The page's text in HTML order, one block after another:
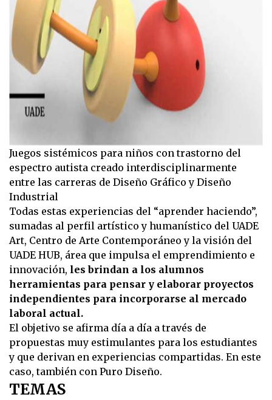
Juegos sistémicos para niños con trastorno del
espectro autista creado interdisciplinarmente
entre las carreras de Diseño Gráfico y Diseño
Industrial
Todas estas experiencias del “aprender haciendo”,
sumadas al perfil artístico y humanístico del UADE
Art, Centro de Arte Contemporáneo y la visión del
UADE HUB, área que impulsa el emprendimiento e
innovación, les brindan a los alumnos
herramientas para pensar y elaborar proyectos
independientes para incorporarse al mercado
laboral actual.
El objetivo se afirma día a día a través de
propuestas muy estimulantes para los estudiantes
y que derivan en experiencias compartidas. En este
caso, también con Puro Diseño.
TEMAS